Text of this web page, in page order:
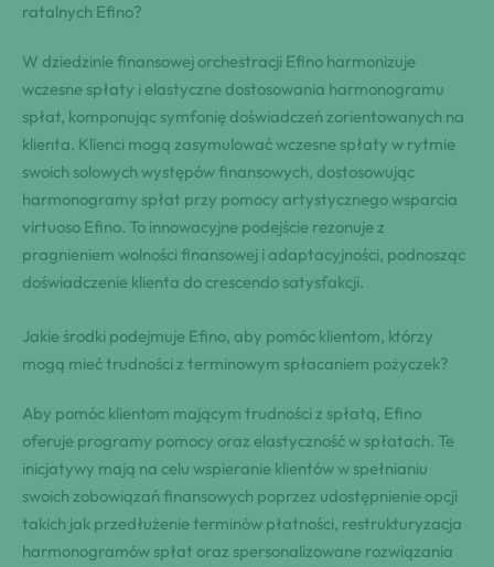
ratalnych Efino?
W dziedzinie finansowej orchestracji Efino harmonizuje
wczesne spłaty i elastyczne dostosowania harmonogramu
spłat, komponując symfonię doświadczeń zorientowanych na
klienta. Klienci mogą zasymulować wczesne spłaty w rytmie
swoich solowych występów finansowych, dostosowując
harmonogramy spłat przy pomocy artystycznego wsparcia
virtuoso Efino. To innowacyjne podejście rezonuje z
pragnieniem wolności finansowej i adaptacyjności, podnosząc
doświadczenie klienta do crescendo satysfakcji.
Jakie środki podejmuje Efino, aby pomóc klientom, którzy
mogą mieć trudności z terminowym spłacaniem pożyczek?
Aby pomóc klientom mającym trudności z spłatą, Efino
oferuje programy pomocy oraz elastyczność w spłatach. Te
inicjatywy mają na celu wspieranie klientów w spełnianiu
swoich zobowiązań finansowych poprzez udostępnienie opcji
takich jak przedłużenie terminów płatności, restrukturyzacja
harmonogramów spłat oraz spersonalizowane rozwiązania